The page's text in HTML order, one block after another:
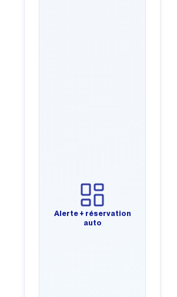
Alerte + réservation
auto